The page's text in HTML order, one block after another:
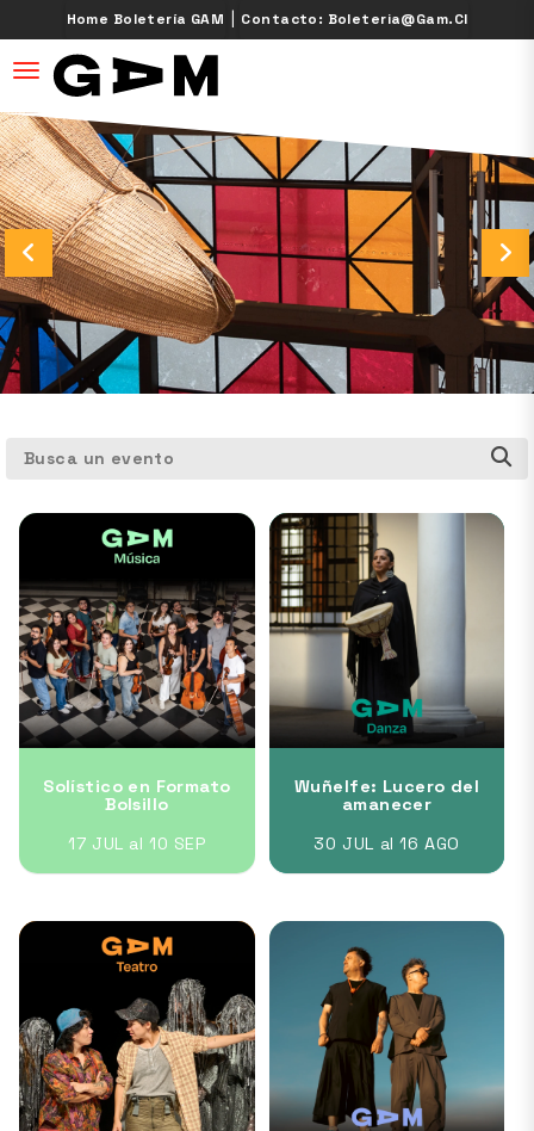
Home Boletería GAM | Contacto: Boleteria@gam.cl
desplegar navegación
Busca un evento
Solístico en Formato
Bolsillo
17 JUL al 10 SEP
Wuñelfe: Lucero del
amanecer
30 JUL al 16 AGO